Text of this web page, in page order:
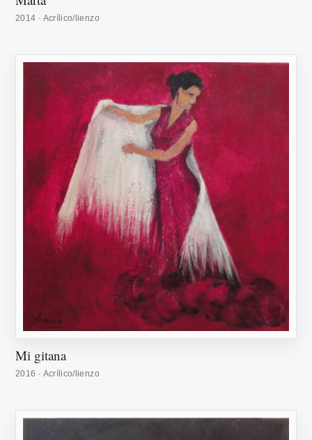
2014 · Acrílico/lienzo
Mi gitana
2016 · Acrílico/lienzo